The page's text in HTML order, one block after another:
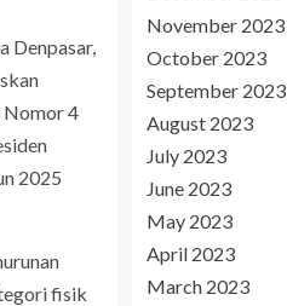
Denpasar,
Nomor 4
2025
fisik
November 2023
October 2023
September 2023
August 2023
July 2023
June 2023
May 2023
April 2023
March 2023